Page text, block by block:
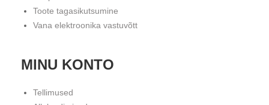
Toote tagasikutsumine
Vana elektroonika vastuvõtt
MINU KONTO
Tellimused